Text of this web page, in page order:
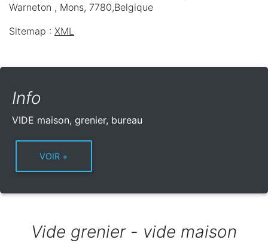
Warneton , Mons, 7780,Belgique
Sitemap : XML
Info
VIDE maison, grenier, bureau
Vide grenier - vide maison